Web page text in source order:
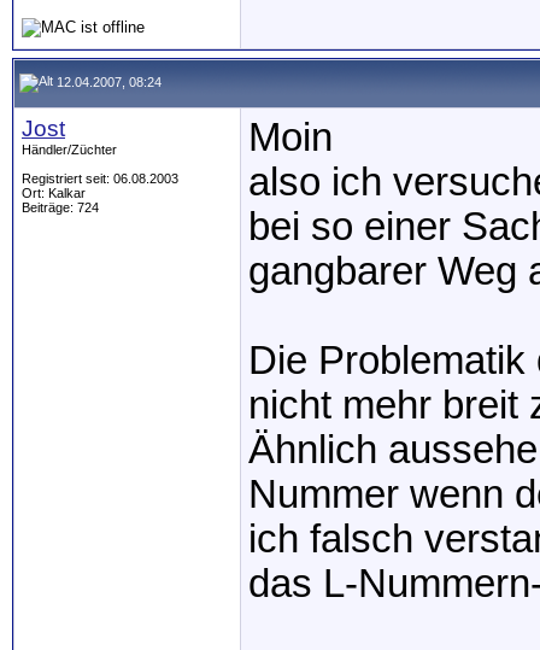
12.04.2007, 08:24
Jost
Händler/Züchter
Registriert seit: 06.08.2003
Ort: Kalkar
Beiträge: 724
Moin
also ich
bei so einer
gangbarer Weg
Die
nicht mehr breit
Ähnlich
Nummer wenn
ich falsch
das L-